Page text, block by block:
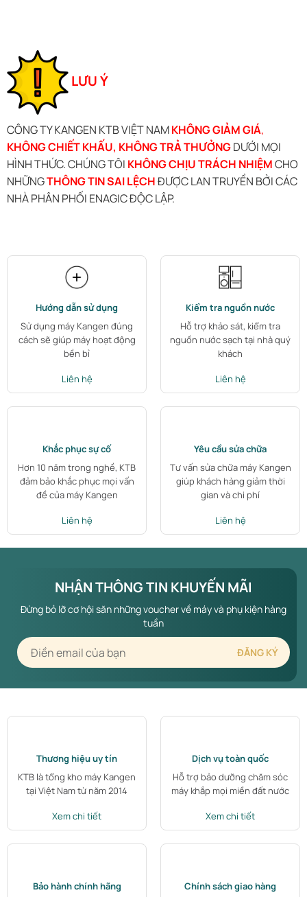
LƯU Ý
CÔNG TY KANGEN KTB VIỆT NAMKHÔNG GIẢM GIÁ,
KHÔNG CHIẾT KHẤU, KHÔNG TRẢ THƯỞNGDƯỚI MỌI
HÌNH THỨC. CHÚNG TÔI KHÔNG CHỊU TRÁCH NHIỆMCHO
NHỮNGTHÔNG TIN SAI LỆCHĐƯỢC LAN TRUYỀN BỞI CÁC
NHÀ PHÂN PHỐI ENAGIC ĐỘC LẬP.
Hướng dẫn sử dụng
Sử dụng máy Kangen đúng
cách sẽ giúp máy hoạt động
bền bỉ
Liên hệ
Kiểm tra nguồn nước
Hỗ trợ khảo sát, kiểm tra
nguồn nước sạch tại nhà quý
khách
Liên hệ
Khắc phục sự cố
Hơn 10 năm trong nghề, KTB
đảm bảo khắc phục mọi vấn
đề của máy Kangen
Liên hệ
Yêu cầu sửa chữa
Tư vấn sửa chữa máy Kangen
giúp khách hàng giảm thời
gian và chi phí
Liên hệ
NHẬN THÔNG TIN KHUYẾN MÃI
Đừng bỏ lỡ cơ hội săn những voucher về máy và phụ kiện hàng
tuần
Thương hiệu uy tín
KTB là tổng kho máy Kangen
tại Việt Nam từ năm 2014
Xem chi tiết
Dịch vụ toàn quốc
Hỗ trợ bảo dưỡng chăm sóc
máy khắp mọi miền đất nước
Xem chi tiết
Bảo hành chính hãng
Chính sách giao hàng